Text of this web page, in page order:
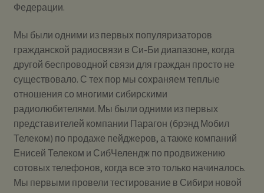
Федерации.
Мы были одними из первых популяризаторов
гражданской радиосвязи в Си-Би диапазоне, когда
другой беспроводной связи для граждан просто не
существовало. С тех пор мы сохраняем теплые
отношения со многими сибирскими
радиолюбителями. Мы были одними из первых
представителей компании Парагон (брэнд Мобил
Телеком) по продаже пейджеров, а также компаний
Енисей Телеком и СибЧелендж по продвижению
сотовых телефонов, когда все это только начиналось.
Мы первыми провели тестирование в Сибири новой